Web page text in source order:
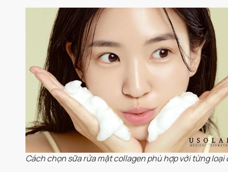
Cách chọn sữa rửa mặt collagen phù hợp với từng loại